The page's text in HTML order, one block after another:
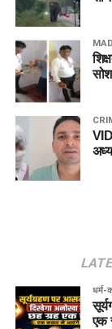
धर्म-
एक